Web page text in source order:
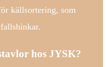
källsortering, som
hos JYSK?